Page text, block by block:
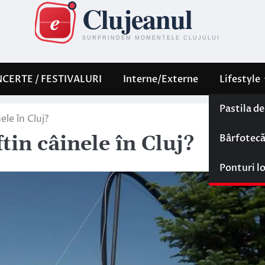
/ FESTIVALURI Interne/Externe Lifestyle
Pastila
Bârfotecă
Ponturi
în Cluj?
câinele în Cluj?